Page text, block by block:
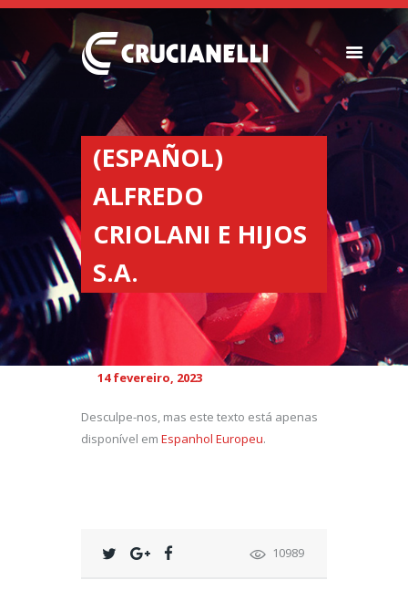
(ESPAÑOL)
ALFREDO
CRIOLANI E HIJOS
S.A.
SEMEADORES
ESPALHADORES DE
FERTILIZANTES
INSTITUCIONAL
CONCESIONARIOS
NOVEDADES
NOSSA EMPRESA
CONTACTO
14 fevereiro, 2023
Desculpe-nos, mas este texto está apenas
disponível em Espanhol Europeu.
10989